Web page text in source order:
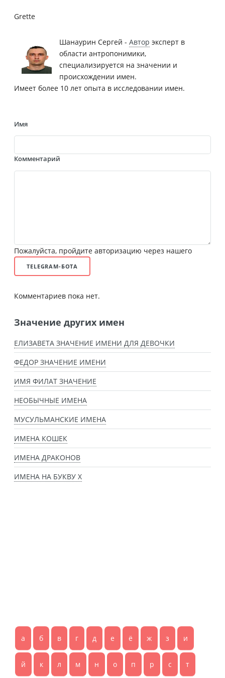
Grette
Шанаурин Сергей - Автор эксперт в
области антропонимики,
специализируется на значении и
происхождении имен.
Имеет более 10 лет опыта в исследовании имен.
Имя
Комментарий
Пожалуйста, пройдите авторизацию через нашего
TELEGRAM-БОТА
Комментариев пока нет.
Значение других имен
ЕЛИЗАВЕТА ЗНАЧЕНИЕ ИМЕНИ ДЛЯ ДЕВОЧКИ
ФЕДОР ЗНАЧЕНИЕ ИМЕНИ
ИМЯ ФИЛАТ ЗНАЧЕНИЕ
НЕОБЫЧНЫЕ ИМЕНА
МУСУЛЬМАНСКИЕ ИМЕНА
ИМЕНА КОШЕК
ИМЕНА ДРАКОНОВ
ИМЕНА НА БУКВУ Х
а б в г д е ё ж з и
й к л м н о п р с т